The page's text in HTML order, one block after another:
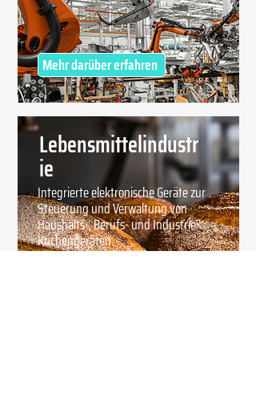
Mehr darüber erfahren
Lebensmittelindustr
ie
Integrierte elektronische Geräte zur
Steuerung und Verwaltung von
Haushalts-, Berufs- und Industrie-
Küchengeräten.